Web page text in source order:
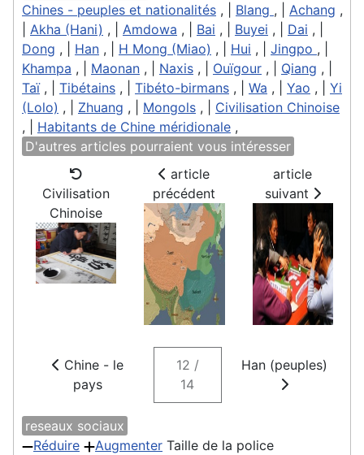
Chines - peuples et nationalités , | Blang , | Achang ,
Akha (Hani) , | Amdowa , | Bai , | Buyei , | Dai , |
Dong , | Han , | H Mong (Miao) , | Hui , | Jingpo , |
Khampa , | Maonan , | Naxis , | Ouïgour , | Qiang , |
Taï, | Tibétains , | Tibéto-birmans , | Wa , | Yao , | Yi
(Lolo) , | Zhuang , | Mongols , | Civilisation Chinoise
, | Habitants de Chine méridionale ,
D'autres articles pourraient vous intéresser
Civilisation
Chinoise
article
précédent
article
suivant
Chine - le
pays
12 /
14
Han (peuples)
reseaux sociaux
Réduire
Augmenter Taille de la police